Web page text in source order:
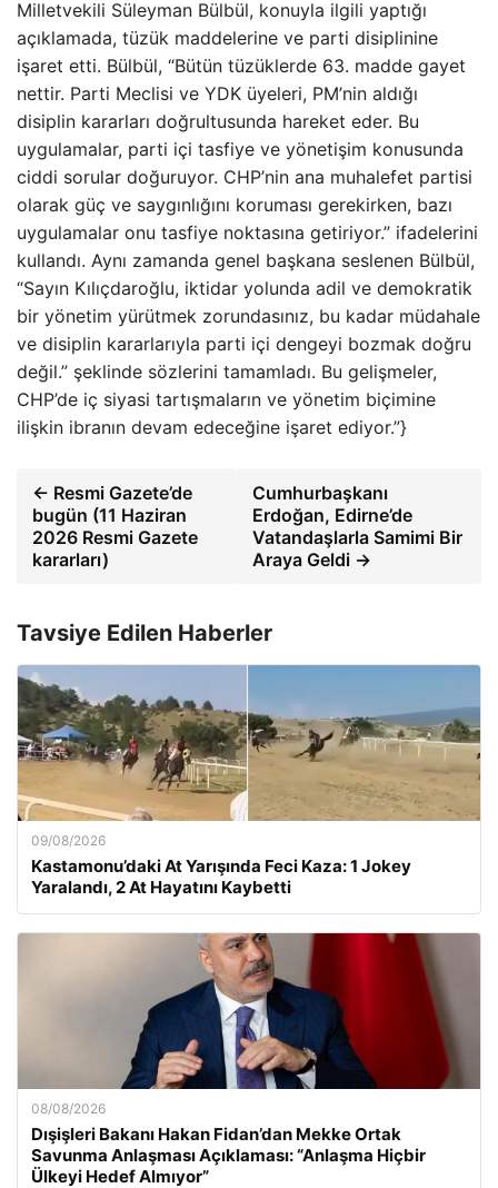
Milletvekili Süleyman Bülbül, konuyla ilgili yaptığı
açıklamada, tüzük maddelerine ve parti disiplinine
işaret etti. Bülbül, “Bütün tüzüklerde 63. madde gayet
nettir. Parti Meclisi ve YDK üyeleri, PM’nin aldığı
disiplin kararları doğrultusunda hareket eder. Bu
uygulamalar, parti içi tasfiye ve yönetişim konusunda
ciddi sorular doğuruyor. CHP’nin ana muhalefet partisi
olarak güç ve saygınlığını koruması gerekirken, bazı
uygulamalar onu tasfiye noktasına getiriyor.” ifadelerini
kullandı. Aynı zamanda genel başkana seslenen Bülbül,
“Sayın Kılıçdaroğlu, iktidar yolunda adil ve demokratik
bir yönetim yürütmek zorundasınız, bu kadar müdahale
ve disiplin kararlarıyla parti içi dengeyi bozmak doğru
değil.” şeklinde sözlerini tamamladı. Bu gelişmeler,
CHP’de iç siyasi tartışmaların ve yönetim biçimine
ilişkin ibranın devam edeceğine işaret ediyor.”}
← Resmi Gazete’de
bugün (11 Haziran
2026 Resmi Gazete
kararları)
Cumhurbaşkanı
Erdoğan, Edirne’de
Vatandaşlarla Samimi Bir
Araya Geldi →
Tavsiye Edilen Haberler
09/08/2026
Kastamonu’daki At Yarışında Feci Kaza: 1 Jokey
Yaralandı, 2 At Hayatını Kaybetti
08/08/2026
Dışişleri Bakanı Hakan Fidan’dan Mekke Ortak
Savunma Anlaşması Açıklaması: “Anlaşma Hiçbir
Ülkeyi Hedef Almıyor”